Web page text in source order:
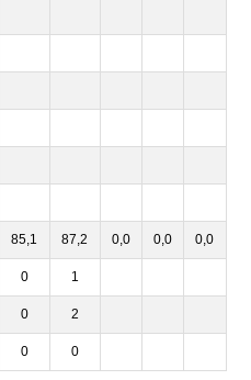
85,1 87,2 0,0 0,0 0,0
0 1
0 2
0 0